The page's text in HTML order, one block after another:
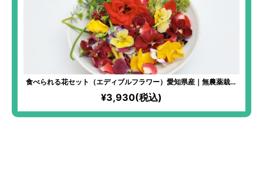
食べられる花セット（エディブルフラワー）愛知県産｜無農薬栽培
でオーガニッククオリティなので安心。IN YOU MARKET限定。サ
ラダに乗せるだけで、びっくりするほど豪華な逸品が完成！写真映
えがすごい！
¥3,930(税込)